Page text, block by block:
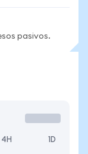
pasivos.
4H 1D